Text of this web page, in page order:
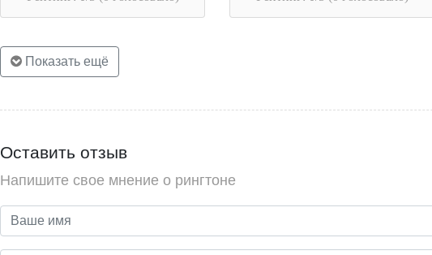
Показать ещё
Оставить отзыв
Напишите свое мнение о рингтоне